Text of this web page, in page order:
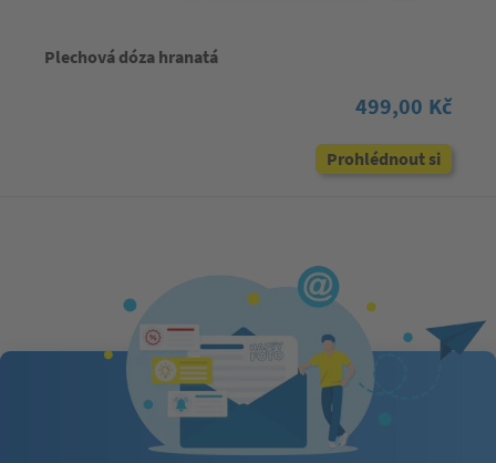
Plechová dóza hranatá
499,00 Kč
Prohlédnout si